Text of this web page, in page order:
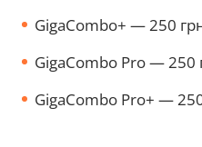
GigaCombo+ — 250
GigaCombo Pro — 250
GigaCombo Pro+ —